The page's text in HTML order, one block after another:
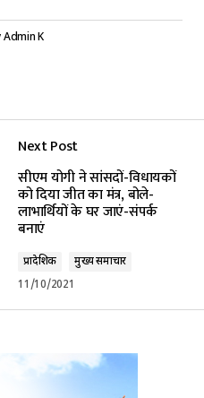
Admin K
Next Post
सीएम योगी ने सांसदों-विधायकों
को दिया जीत का मंत्र, बोले-
लाभार्थियों के घर जाएं-संपर्क
बनाएं
प्रादेशिक
मुख्य समाचार
11/10/2021